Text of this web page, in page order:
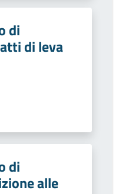
di
di leva
di
alle